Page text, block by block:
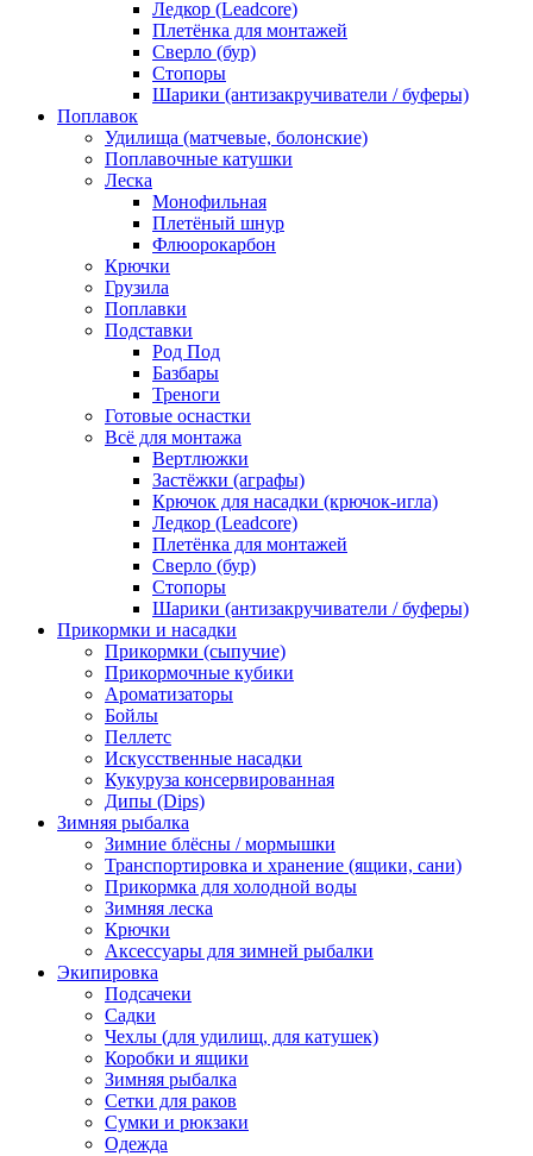
Ледкор (Leadcore)
Плетёнка для монтажей
Сверло (бур)
Стопоры
Шарики (антизакручиватели / буферы)
Поплавок
Удилища (матчевые, болонские)
Поплавочные катушки
Леска
Монофильная
Плетёный шнур
Флюорокарбон
Крючки
Грузила
Поплавки
Подставки
Род Под
Базбары
Треноги
Готовые оснастки
Всё для монтажа
Вертлюжки
Застёжки (аграфы)
Крючок для насадки (крючок-игла)
Ледкор (Leadcore)
Плетёнка для монтажей
Сверло (бур)
Стопоры
Шарики (антизакручиватели / буферы)
Прикормки и насадки
Прикормки (сыпучие)
Прикормочные кубики
Ароматизаторы
Бойлы
Пеллетс
Искусственные насадки
Кукуруза консервированная
Дипы (Dips)
Зимняя рыбалка
Зимние блёсны / мормышки
Транспортировка и хранение (ящики, сани)
Прикормка для холодной воды
Зимняя леска
Крючки
Аксессуары для зимней рыбалки
Экипировка
Подсачеки
Садки
Чехлы (для удилищ, для катушек)
Коробки и ящики
Зимняя рыбалка
Сетки для раков
Сумки и рюкзаки
Одежда